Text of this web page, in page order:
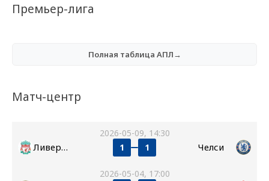
Премьер-лига
Полная таблица АПЛ→
Матч-центр
2026-05-09, 14:30
Ливерпуль 1 1 Челси
2026-05-04, 17:00